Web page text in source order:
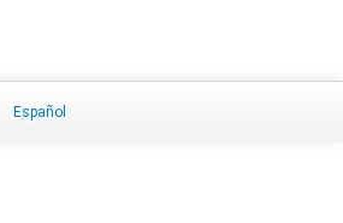
Español